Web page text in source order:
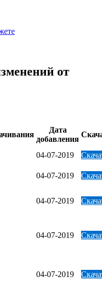
от
Дата
добавления
04-07-2019
04-07-2019
04-07-2019
04-07-2019
04-07-2019